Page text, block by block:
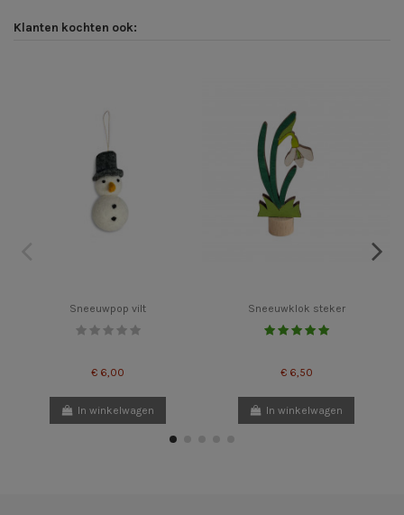
Klanten kochten ook:
Sneeuwpop vilt
€ 6,00
In winkelwagen
Sneeuwklok steker
€ 6,50
In winkelwagen